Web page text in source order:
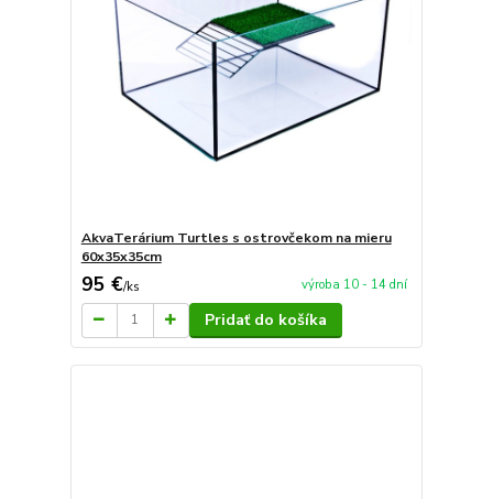
AkvaTerárium Turtles s ostrovčekom na mieru
60x35x35cm
95 €/ks výroba 10 - 14 dní
Pridať do košíka